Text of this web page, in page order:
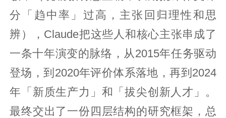
分「趋中率」过高，主张回归理性和思
辨），Claude把这些人和核心主张串成了
一条十年演变的脉络，从2015年任务驱动
登场，到2020年评价体系落地，再到2024
年「新质生产力」和「拔尖创新人才」。
最终交出了一份四层结构的研究框架，总